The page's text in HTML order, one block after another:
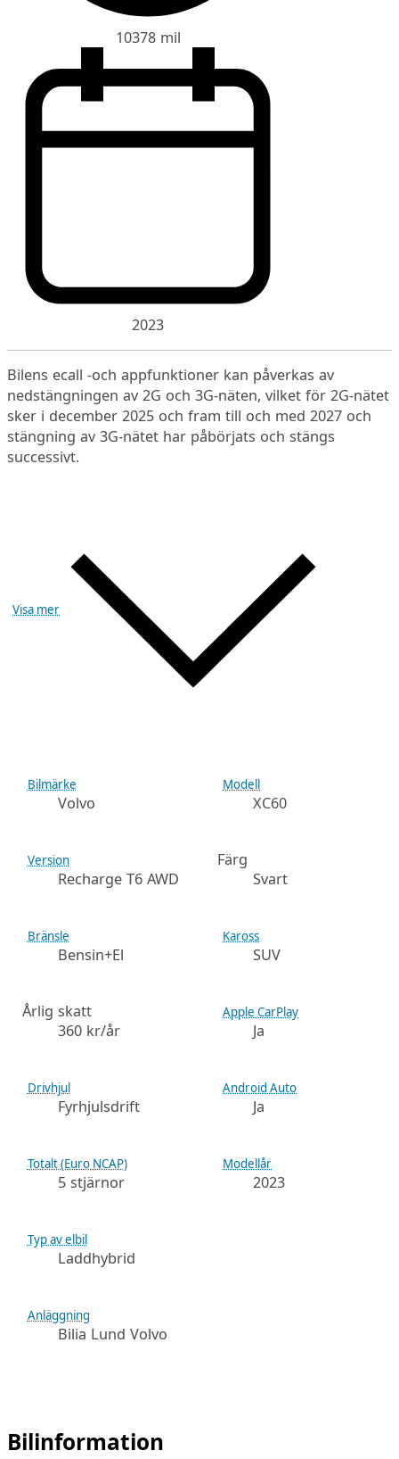
10378 mil
2023
Bilens ecall -och appfunktioner kan påverkas av
nedstängningen av 2G och 3G-näten, vilket för 2G-nätet
sker i december 2025 och fram till och med 2027 och
stängning av 3G-nätet har påbörjats och stängs
successivt.
Visa mer
Bilmärke
Volvo
Modell
XC60
Version
Recharge T6 AWD
Färg
Svart
Bränsle
Bensin+El
Kaross
SUV
Årlig skatt
360 kr/år
Apple CarPlay
Ja
Drivhjul
Fyrhjulsdrift
Android Auto
Ja
Totalt (Euro NCAP)
5 stjärnor
Modellår
2023
Typ av elbil
Laddhybrid
Anläggning
Bilia Lund Volvo
Bilinformation